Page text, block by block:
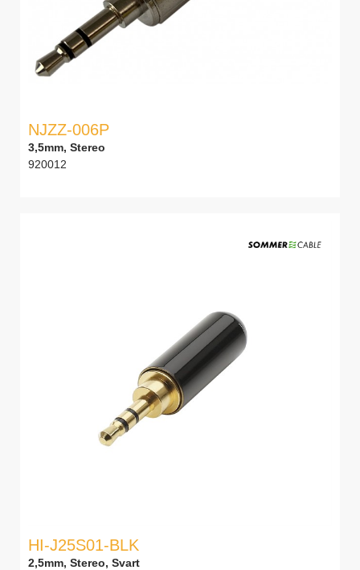
NJZZ-006P
3,5mm, Stereo
920012
HI-J25S01-BLK
2,5mm, Stereo, Svart